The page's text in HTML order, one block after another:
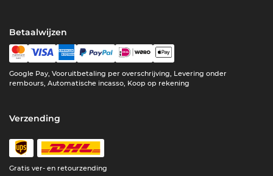
Betaalwijzen
Google Pay, Vooruitbetaling per overschrijving, Levering onder
rembours, Automatische incasso, Koop op rekening
Verzending
Gratis ver- en retourzending